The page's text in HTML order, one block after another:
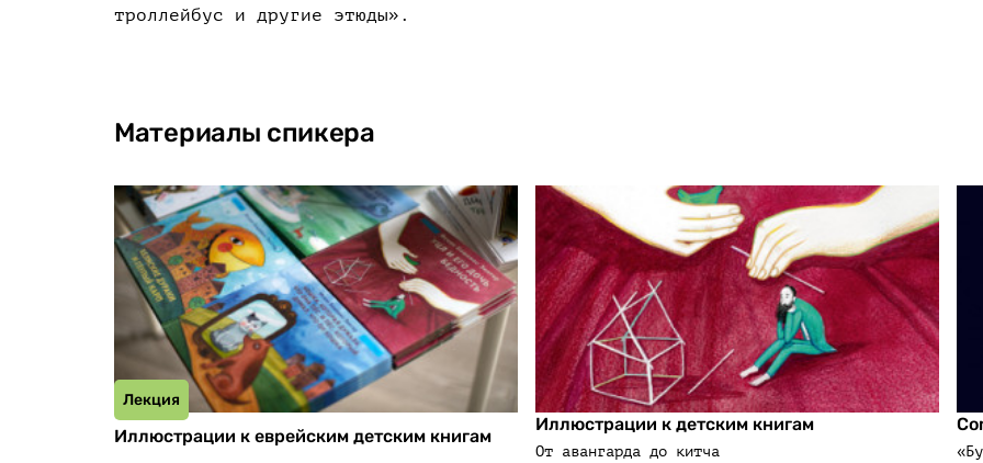
троллейбус и другие этюды».
Материалы спикера
Иллюстрации к еврейским детским книгам
Лекция
Иллюстрации к детским книгам
От авангарда до китча